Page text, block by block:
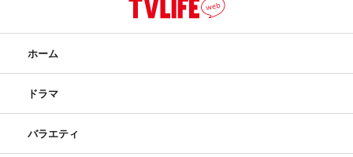
ホーム
ドラマ
バラエティ